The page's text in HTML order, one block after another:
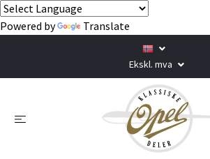
Powered by Translate
Ekskl. mva